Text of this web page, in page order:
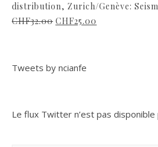
distribution, Zurich/Genève:
CHF32.00 CHF25.00
Tweets by ncianfe
Le flux Twitter n’est pas